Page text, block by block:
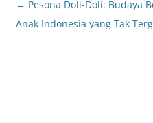
Post
navigation
← Pesona Doli-Doli: Budaya
Anak Indonesia yang Tak